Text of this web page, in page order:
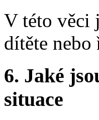
V této věci
dítěte
6. Jaké
situace